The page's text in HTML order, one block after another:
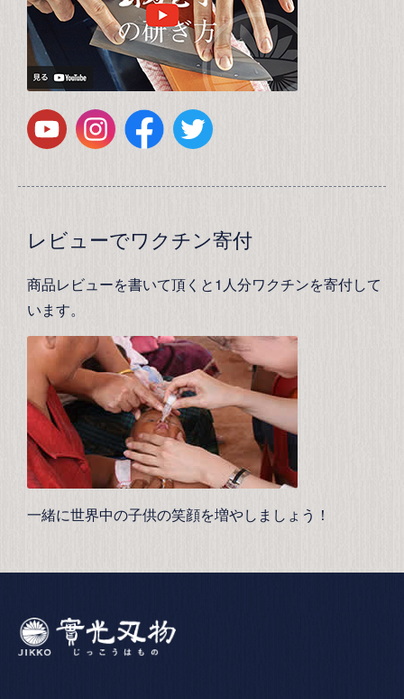
レビューでワクチン寄付
商品レビューを書いて頂くと1人分ワクチンを寄付して
います。
一緒に世界中の子供の笑顔を増やしましょう！